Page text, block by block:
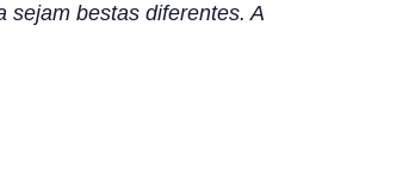
sejam bestas diferentes. A